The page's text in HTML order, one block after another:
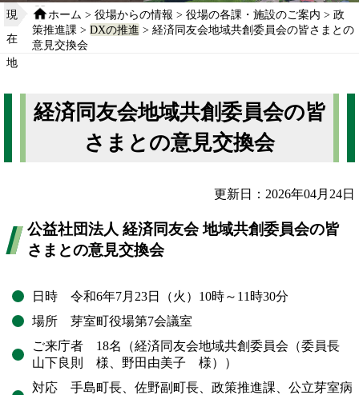
現
在
地
ホーム >役場からの情報 >役場の各課・施設のご案内 >政
策推進課 >DXの推進 > 経済同友会地域共創委員会の皆さまとの
意見交換会
経済同友会地域共創委員会の皆
さまとの意見交換会
更新日：2026年04月24日
公益社団法人 経済同友会 地域共創委員会の皆
さまとの意見交換会
日時 令和6年7月23日（火）10時～11時30分
場所 芽室町役場第7会議室
ご来庁者 18名（経済同友会地域共創委員会（委員長
山下良則 様、野田由美子 様））
対応 手島町長、佐野副町長、政策推進課、公立芽室病